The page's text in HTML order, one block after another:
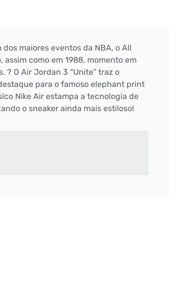
maiores eventos da NBA, o All
como em 1988, momento em
? O Air Jordan 3 “Unite” traz o
para o famoso elephant print
Nike Air estampa a tecnologia de
o sneaker ainda mais estiloso!